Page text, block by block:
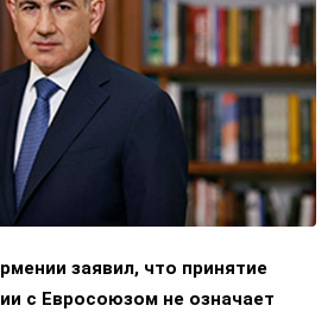
заявил, что принятие
с Евросоюзом не означает